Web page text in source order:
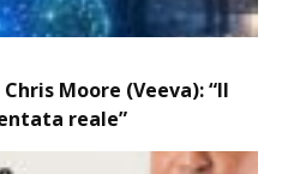
Moore (Veeva): “Il
reale”